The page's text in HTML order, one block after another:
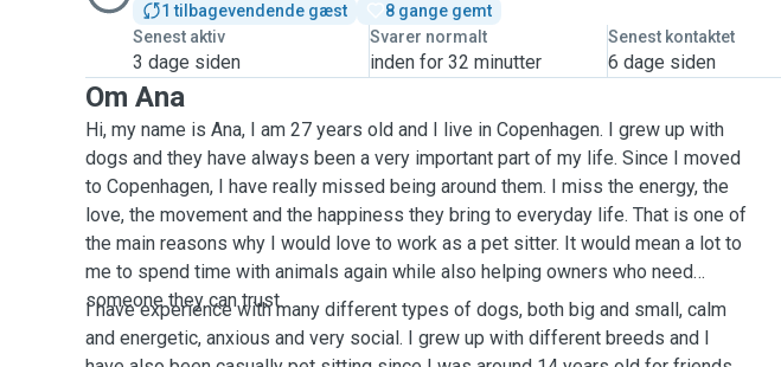
1 tilbagevendende gæst
8 gange gemt
Senest aktiv
3 dage siden
Svarer normalt
inden for 32 minutter
Senest kontaktet
6 dage siden
Om Ana
Hi, my name is Ana, I am 27 years old and I live in Copenhagen. I grew up with
dogs and they have always been a very important part of my life. Since I moved
to Copenhagen, I have really missed being around them. I miss the energy, the
love, the movement and the happiness they bring to everyday life. That is one of
the main reasons why I would love to work as a pet sitter. It would mean a lot to
me to spend time with animals again while also helping owners who need
someone they can trust.
I have experience with many different types of dogs, both big and small, calm
and energetic, anxious and very social. I grew up with different breeds and I